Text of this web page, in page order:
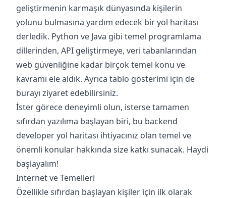
geliştirmenin karmaşık dünyasında kişilerin
yolunu bulmasına yardım edecek bir yol haritası
derledik. Python ve Java gibi temel programlama
dillerinden, API geliştirmeye, veri tabanlarından
web güvenliğine kadar birçok temel konu ve
kavramı ele aldık. Ayrıca tablo gösterimi için de
burayı ziyaret edebilirsiniz.
İster görece deneyimli olun, isterse tamamen
sıfırdan yazılıma başlayan biri, bu backend
developer yol haritası ihtiyacınız olan temel ve
önemli konular hakkında size katkı sunacak. Haydi
başlayalım!
Internet ve Temelleri
Özellikle sıfırdan başlayan kişiler için ilk olarak